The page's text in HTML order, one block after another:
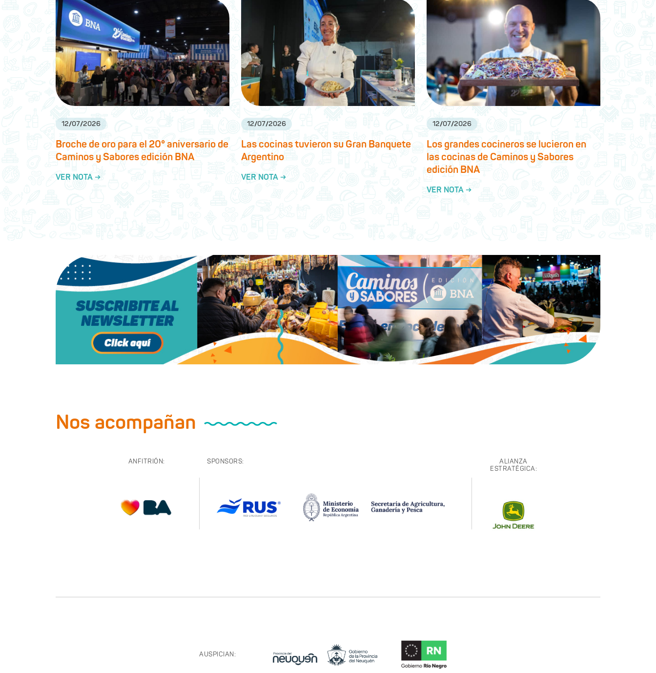
12/07/2026
Broche de oro para el 20° aniversario de
Caminos y Sabores edición BNA
VER NOTA →
12/07/2026
Las cocinas tuvieron su Gran Banquete
Argentino
VER NOTA →
12/07/2026
Los grandes cocineros se lucieron en
las cocinas de Caminos y Sabores
edición BNA
VER NOTA →
Nos acompañan
ANFITRIÓN: SPONSORS:
ALIANZA
ESTRATÉGICA:
AUSPICIAN: